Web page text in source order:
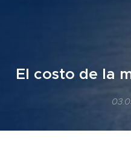
El costo de la